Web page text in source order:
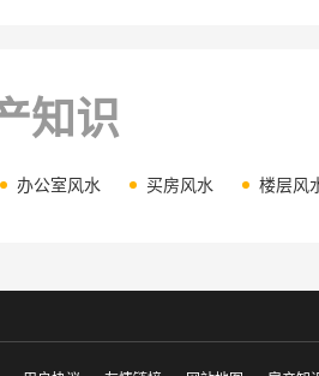
知识
办公室风水 买房风水 楼层风